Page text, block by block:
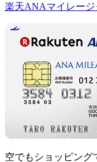
楽天ANAマイレージ
空でもショッピン